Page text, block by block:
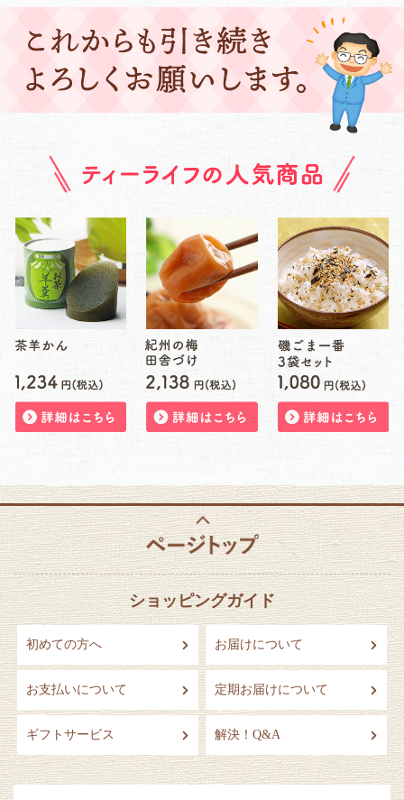
ショッピングガイド
初めての方へ お届けについて
お支払いについて 定期お届けについて
ギフトサービス 解決！Q&A